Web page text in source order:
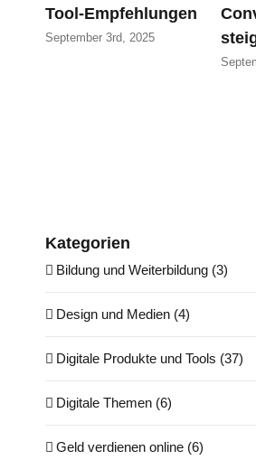
Tool‑Empfehlungen
September 3rd, 2025
Kategorien
Bildung und Weiterbildung (3)
Design und Medien (4)
Digitale Produkte und Tools (37)
Digitale Themen (6)
Geld verdienen online (6)